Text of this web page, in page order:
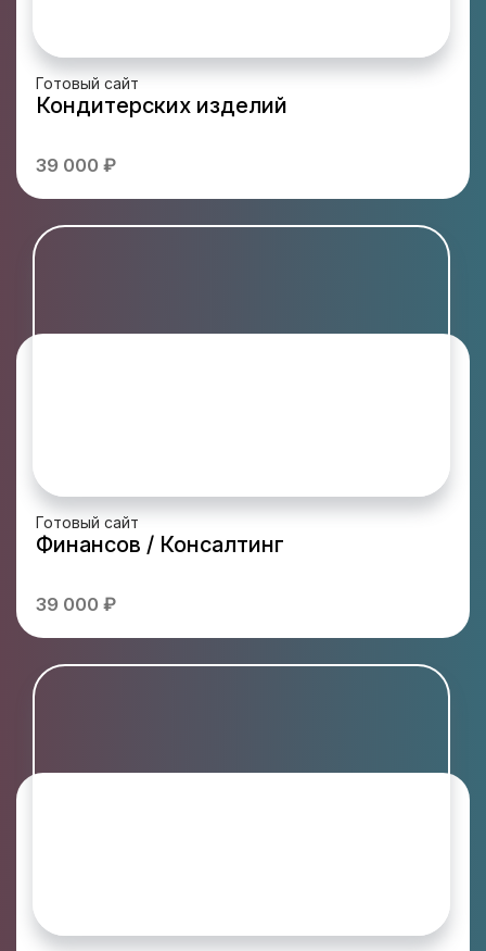
Готовый сайт
Кондитерских изделий
39 000 ₽
Готовый сайт
Финансов / Консалтинг
39 000 ₽